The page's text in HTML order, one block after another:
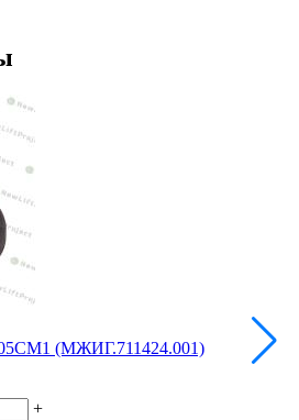
(МЖИГ.711424.001)
+